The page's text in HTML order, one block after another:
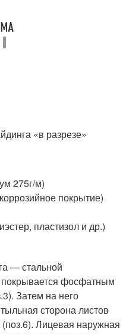
«в разрезе»
275г/м)
покрытие)
пластизол и др.)
— стальной
покрывается фосфатным
Затем на него
сторона листов
Лицевая наружная